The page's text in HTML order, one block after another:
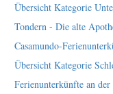
Übersicht Kategorie
Tondern - Die alte
Casamundo-
Übersicht Kategorie
Ferienunterkünfte an